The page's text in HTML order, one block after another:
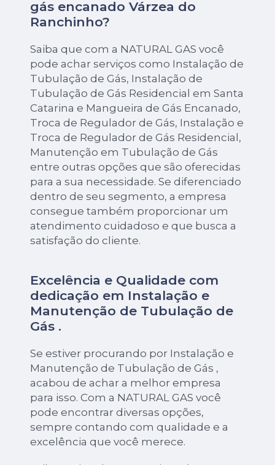
gás encanado Várzea do
Ranchinho?
Saiba que com a NATURAL GAS você
pode achar serviços como Instalação de
Tubulação de Gás, Instalação de
Tubulação de Gás Residencial em Santa
Catarina e Mangueira de Gás Encanado,
Troca de Regulador de Gás, Instalação e
Troca de Regulador de Gás Residencial,
Manutenção em Tubulação de Gás
entre outras opções que são oferecidas
para a sua necessidade. Se diferenciado
dentro de seu segmento, a empresa
consegue também proporcionar um
atendimento cuidadoso e que busca a
satisfação do cliente.
Excelência e Qualidade com
dedicação em Instalação e
Manutenção de Tubulação de
Gás .
Se estiver procurando por Instalação e
Manutenção de Tubulação de Gás ,
acabou de achar a melhor empresa
para isso. Com a NATURAL GAS você
pode encontrar diversas opções,
sempre contando com qualidade e a
excelência que você merece.